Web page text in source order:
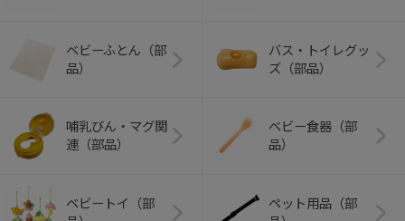
ベビーふとん（部
品）
バス・トイレグッ
ズ（部品）
哺乳びん・マグ関
連（部品）
ベビー食器（部
品）
ベビートイ（部
ペット用品（部